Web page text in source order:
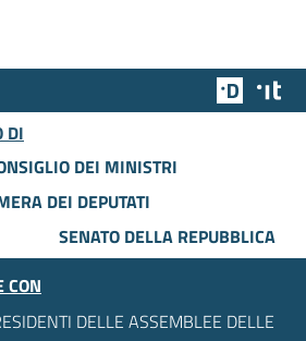
Team
DI
DEI MINISTRI
DEI DEPUTATI
SENATO DELLA REPUBBLICA
CON
DELLE ASSEMBLEE DELLE